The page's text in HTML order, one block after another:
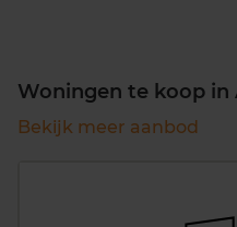
Woningen te koop in
Bekijk meer aanbod